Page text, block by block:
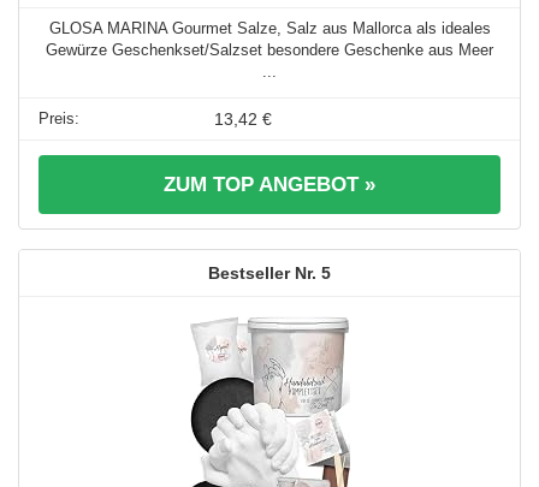
GLOSA MARINA Gourmet Salze, Salz aus Mallorca als ideales
Gewürze Geschenkset/Salzset besondere Geschenke aus Meer
...
13,42 €
ZUM TOP ANGEBOT »
5